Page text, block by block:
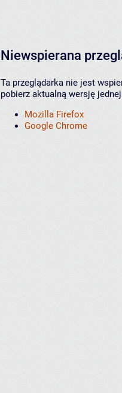
Niewspierana
Ta przeglądarka nie jest
pobierz aktualną wersję
Mozilla Firefox
Google Chrome